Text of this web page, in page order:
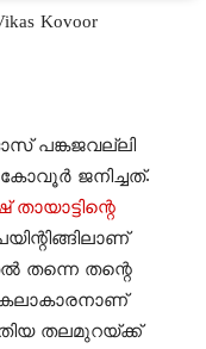
Kovoor
പങ്കജവല്ലി
ജനിച്ചത്.
തന്നെ തന്റെ
കലാകാരനാണ്
തലമുറയ്ക്ക്